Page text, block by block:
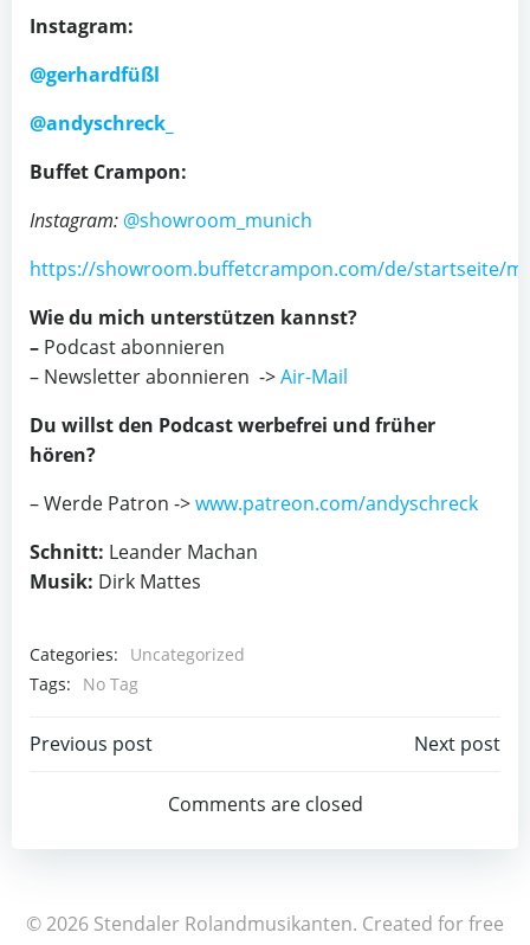
Instagram:
@gerhardfüßl
@andyschreck_
Buffet Crampon:
Instagram: @showroom_munich
https://showroom.buffetcrampon.com/de/startseite/
Wie du mich unterstützen kannst?
– Podcast abonnieren
– Newsletter abonnieren ->Air-Mail
Du willst den Podcast werbefrei und früher
hören?
– Werde Patron ->www.patreon.com/andyschreck
Schnitt: Leander Machan
Musik: Dirk Mattes
Categories:
Uncategorized
Tags:
No Tag
Post
navigation
Previous post
navigation
Next post
Comments are closed
© 2026 Stendaler Rolandmusikanten. Created for free